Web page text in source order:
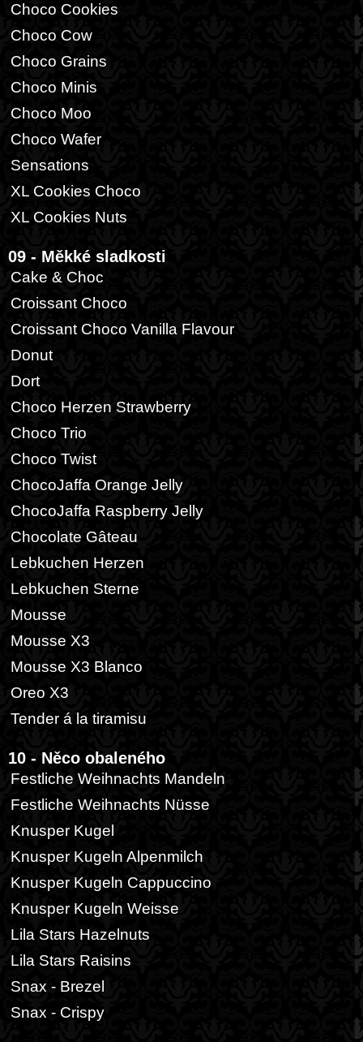
Choco Cookies
Choco Cow
Choco Grains
Choco Minis
Choco Moo
Choco Wafer
Sensations
XL Cookies Choco
XL Cookies Nuts
09 - Měkké sladkosti
Cake & Choc
Croissant Choco
Croissant Choco Vanilla Flavour
Donut
Dort
Choco Herzen Strawberry
Choco Trio
Choco Twist
ChocoJaffa Orange Jelly
ChocoJaffa Raspberry Jelly
Chocolate Gâteau
Lebkuchen Herzen
Lebkuchen Sterne
Mousse
Mousse X3
Mousse X3 Blanco
Oreo X3
Tender á la tiramisu
10 - Něco obaleného
Festliche Weihnachts Mandeln
Festliche Weihnachts Nüsse
Knusper Kugel
Knusper Kugeln Alpenmilch
Knusper Kugeln Cappuccino
Knusper Kugeln Weisse
Lila Stars Hazelnuts
Lila Stars Raisins
Snax - Brezel
Snax - Crispy